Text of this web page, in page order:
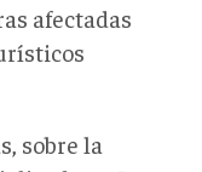
afectadas
sobre la